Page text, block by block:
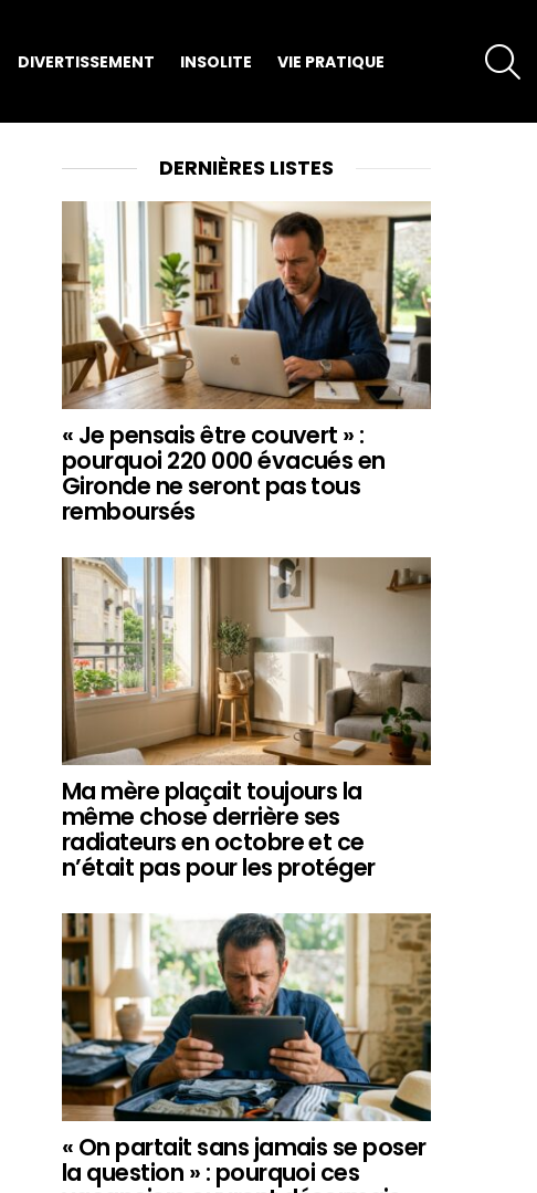
DIVERTISSEMENT INSOLITE VIE PRATIQUE
DERNIÈRES LISTES
« Je pensais être couvert » :
pourquoi 220 000 évacués en
Gironde ne seront pas tous
remboursés
Ma mère plaçait toujours la
même chose derrière ses
radiateurs en octobre et ce
n’était pas pour les protéger
« On partait sans jamais se poser
la question » : pourquoi ces